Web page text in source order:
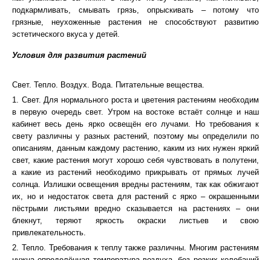
подкармливать, смывать грязь, опрыскивать – потому что
грязные, неухоженные растения не способствуют развитию
эстетического вкуса у детей.
Условия для развития растений
Свет. Тепло. Воздух. Вода. Питательные вещества.
1. Свет. Для нормального роста и цветения растениям необходим
в первую очередь свет. Утром на востоке встаёт солнце и наш
кабинет весь день ярко освещён его лучами. Но требования к
свету различны у разных растений, поэтому мы определили по
описаниям, данным каждому растению, каким из них нужен яркий
свет, какие растения могут хорошо себя чувствовать в полутени,
а какие из растений необходимо прикрывать от прямых лучей
солнца. Излишки освещения вредны растениям, так как обжигают
их, но и недостаток света для растений с ярко – окрашенными
пёстрыми листьями вредно сказывается на растениях – они
блекнут, теряют яркость окраски листьев и свою
привлекательность.
2. Тепло. Требования к теплу также различны. Многим растениям